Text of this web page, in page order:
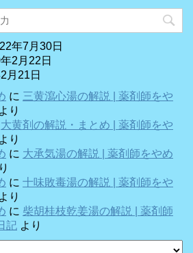
年7月30日
2月22日
月21日
に 三黄瀉心湯の解説 | 薬剤師をや
より
大黄剤の解説・まとめ | 薬剤師をや
より
に 大承気湯の解説 | 薬剤師をやめ
に 十味敗毒湯の解説 | 薬剤師をや
より
に 柴胡桂枝乾姜湯の解説 | 薬剤師
記 より